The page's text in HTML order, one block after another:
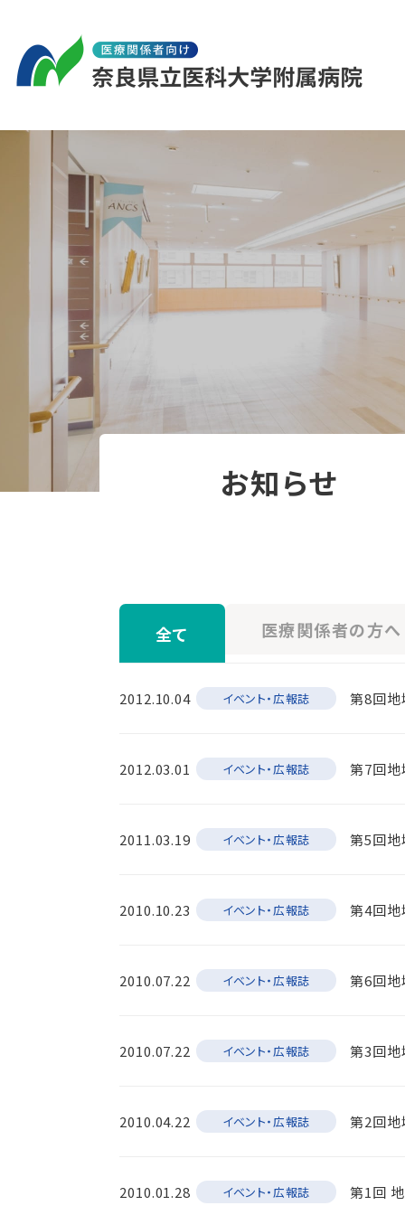
お知らせ
全て 医療関係者の方へ
2012.10.04 イベント・広報誌 第8回地
2012.03.01 イベント・広報誌 第7回地
2011.03.19 イベント・広報誌 第5回地
2010.10.23 イベント・広報誌 第4回地
2010.07.22 イベント・広報誌 第6回地
2010.07.22 イベント・広報誌 第3回地
2010.04.22 イベント・広報誌 第2回地
2010.01.28 イベント・広報誌 第1回